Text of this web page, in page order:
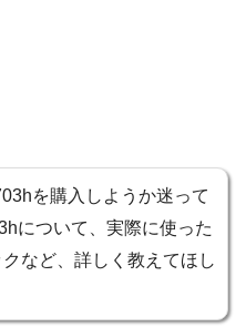
を購入しようか迷って
について、実際に使った
など、詳しく教えてほし